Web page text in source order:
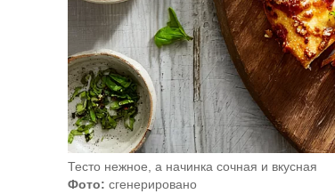
Тесто нежное, а начинка сочная и вкусная
Фото: сгенерировано